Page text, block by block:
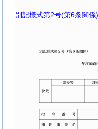
別記様式第2号(第6条関係)